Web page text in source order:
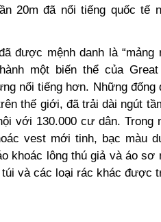
20m đã nổi tiếng quốc tế
được mệnh danh là “mảng
một biến thể của Great
nổi tiếng hơn. Những đống
thế giới, đã trải dài ngút
với 130.000 cư dân. Trong
vest mới tinh, bạc màu
khoác lông thú giả và áo sơ
và các loại rác khác được